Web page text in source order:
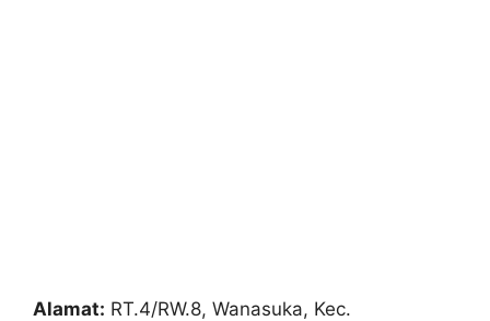
Alamat: RT.4/RW.8, Wanasuka, Kec.